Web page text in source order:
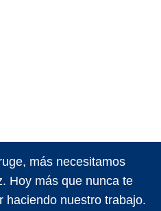
más necesitamos
Hoy más que nunca te
haciendo nuestro trabajo.